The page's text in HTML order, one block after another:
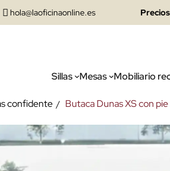
hola@laoficinaonline.es
Sillas Mesas Mobiliario
confidente Butaca Dunas XS con pie